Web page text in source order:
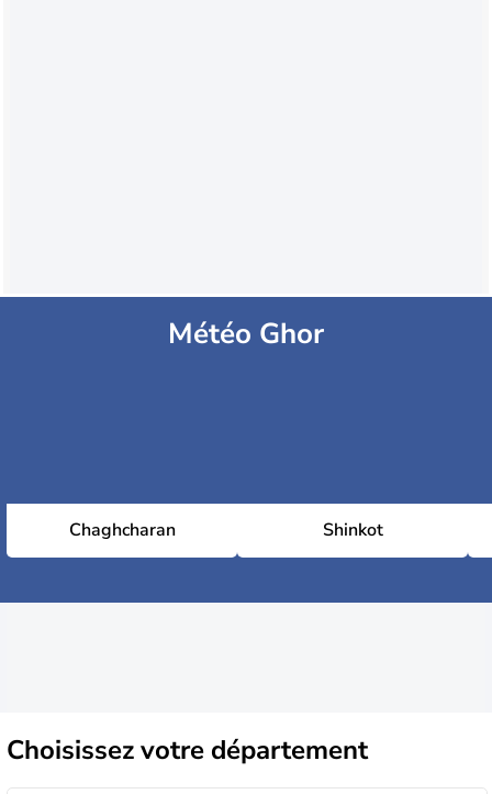
Météo Ghor
Chaghcharan Shinkot
Choisissezvotre département